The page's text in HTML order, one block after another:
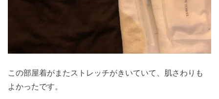
この部屋着がまたストレッチがきいていて、肌さわりも
よかったです。